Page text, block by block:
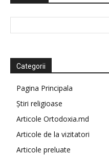
Categorii
Pagina Principala
Știri religioase
Articole Ortodoxia.md
Articole de la vizitatori
Articole preluate